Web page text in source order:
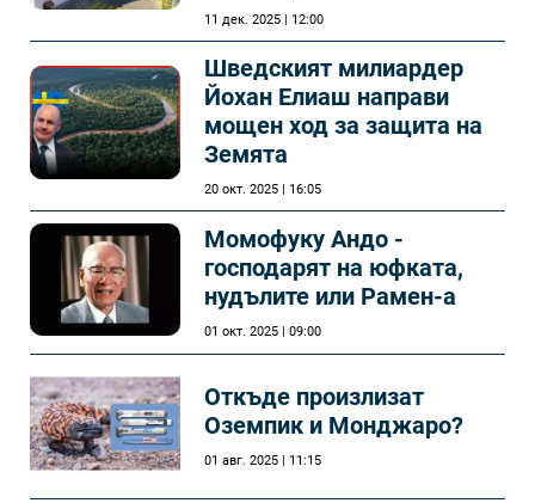
11 дек. 2025 | 12:00
Шведският милиардер
Йохан Елиаш направи
мощен ход за защита на
Земята
20 окт. 2025 | 16:05
Момофуку Андо -
господарят на юфката,
нудълите или Рамен-а
01 окт. 2025 | 09:00
Откъде произлизат
Оземпик и Монджаро?
01 авг. 2025 | 11:15